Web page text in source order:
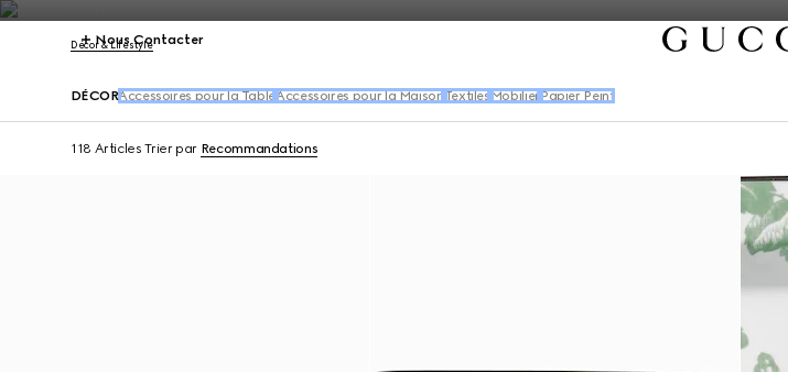
Nous Contacter
Décor & Lifestyle
DÉCORAccessoires pour la Table Accessoires pour la Maison Textiles Mobilier Papier Peint
118 Articles Trier par Recommandations